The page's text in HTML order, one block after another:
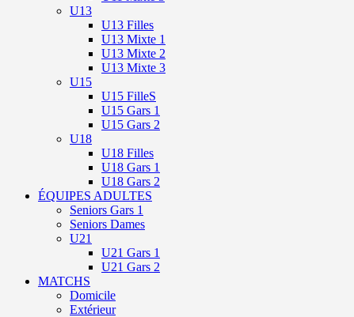
U13
U13 Filles
U13 Mixte 1
U13 Mixte 2
U13 Mixte 3
U15
U15 FilleS
U15 Gars 1
U15 Gars 2
U18
U18 Filles
U18 Gars 1
U18 Gars 2
ÉQUIPES ADULTES
Seniors Gars 1
Seniors Dames
U21
U21 Gars 1
U21 Gars 2
MATCHS
Domicile
Extérieur